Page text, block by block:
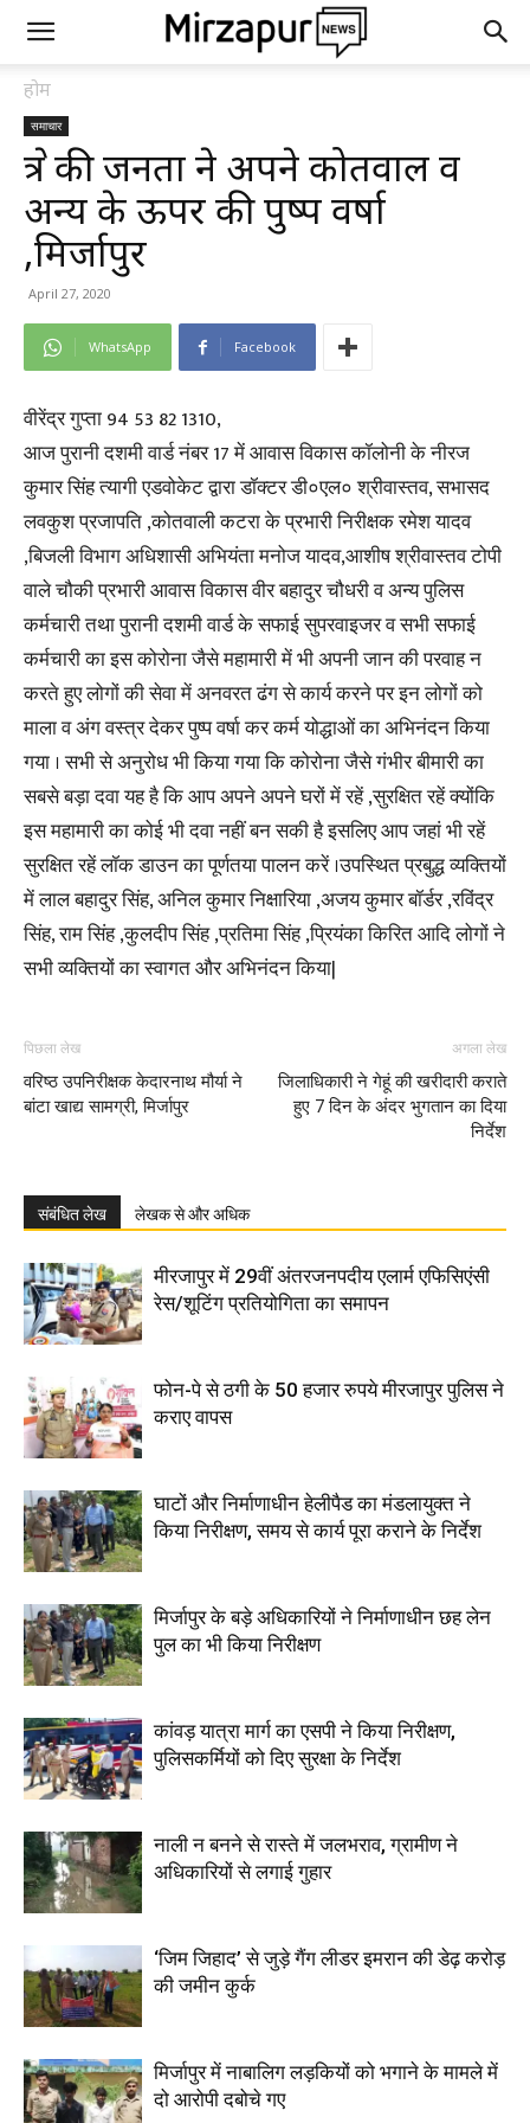
होम
समाचार
क्षेत्र की जनता ने अपने कोतवाल व
अन्य के ऊपर की पुष्प वर्षा
,मिर्जापुर
April 27, 2020
WhatsApp Facebook
वीरेंद्र गुप्ता 94 53 82 1310,
आज पुरानी दशमी वार्ड नंबर 17 में आवास विकास कॉलोनी के नीरज
कुमार सिंह त्यागी एडवोकेट द्वारा डॉक्टर डी०एल० श्रीवास्तव, सभासद
लवकुश प्रजापति ,कोतवाली कटरा के प्रभारी निरीक्षक रमेश यादव
,बिजली विभाग अधिशासी अभियंता मनोज यादव,आशीष श्रीवास्तव टोपी
वाले चौकी प्रभारी आवास विकास वीर बहादुर चौधरी व अन्य पुलिस
कर्मचारी तथा पुरानी दशमी वार्ड के सफाई सुपरवाइजर व सभी सफाई
कर्मचारी का इस कोरोना जैसे महामारी में भी अपनी जान की परवाह न
करते हुए लोगों की सेवा में अनवरत ढंग से कार्य करने पर इन लोगों को
माला व अंग वस्त्र देकर पुष्प वर्षा कर कर्म योद्धाओं का अभिनंदन किया
गया । सभी से अनुरोध भी किया गया कि कोरोना जैसे गंभीर बीमारी का
सबसे बड़ा दवा यह है कि आप अपने अपने घरों में रहें ,सुरक्षित रहें क्योंकि
इस महामारी का कोई भी दवा नहीं बन सकी है इसलिए आप जहां भी रहें
सुरक्षित रहें लॉक डाउन का पूर्णतया पालन करें ।उपस्थित प्रबुद्ध व्यक्तियों
में लाल बहादुर सिंह, अनिल कुमार निक्षारिया ,अजय कुमार बॉर्डर ,रविंद्र
सिंह, राम सिंह ,कुलदीप सिंह ,प्रतिमा सिंह ,प्रियंका किरित आदि लोगों ने
सभी व्यक्तियों का स्वागत और अभिनंदन किया|
पिछला लेख
वरिष्ठ उपनिरीक्षक केदारनाथ मौर्या ने
बांटा खाद्य सामग्री, मिर्जापुर
अगला लेख
जिलाधिकारी ने गेहूं की खरीदारी कराते
हुए 7 दिन के अंदर भुगतान का दिया
निर्देश
संबंधित लेख लेखक से और अधिक
मीरजापुर में 29वीं अंतरजनपदीय एलार्म एफिसिएंसी
रेस/शूटिंग प्रतियोगिता का समापन
फोन-पे से ठगी के 50 हजार रुपये मीरजापुर पुलिस ने
कराए वापस
घाटों और निर्माणाधीन हेलीपैड का मंडलायुक्त ने
किया निरीक्षण, समय से कार्य पूरा कराने के निर्देश
मिर्जापुर के बड़े अधिकारियों ने निर्माणाधीन छह लेन
पुल का भी किया निरीक्षण
कांवड़ यात्रा मार्ग का एसपी ने किया निरीक्षण,
पुलिसकर्मियों को दिए सुरक्षा के निर्देश
नाली न बनने से रास्ते में जलभराव, ग्रामीण ने
अधिकारियों से लगाई गुहार
‘जिम जिहाद’ से जुड़े गैंग लीडर इमरान की डेढ़ करोड़
की जमीन कुर्क
मिर्जापुर में नाबालिग लड़कियों को भगाने के मामले में
दो आरोपी दबोचे गए